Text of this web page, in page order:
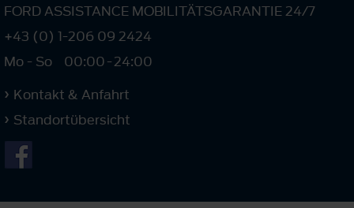
FORD ASSISTANCE MOBILITÄTSGARANTIE 24/7
+43 (0) 1-206 09 2424
Mo - So
00:00-24:00
Kontakt & Anfahrt
Standortübersicht